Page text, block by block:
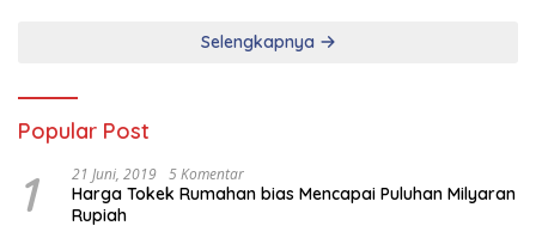
Selengkapnya
Popular Post
1 21 Juni, 2019 5 Komentar
Harga Tokek Rumahan bias Mencapai Puluhan Milyaran
Rupiah